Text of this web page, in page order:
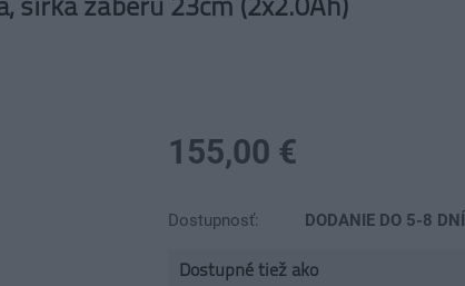
155,00 €
Dostupnosť: DODANIE DO 5-8 DNÍ
Dostupné tiež ako